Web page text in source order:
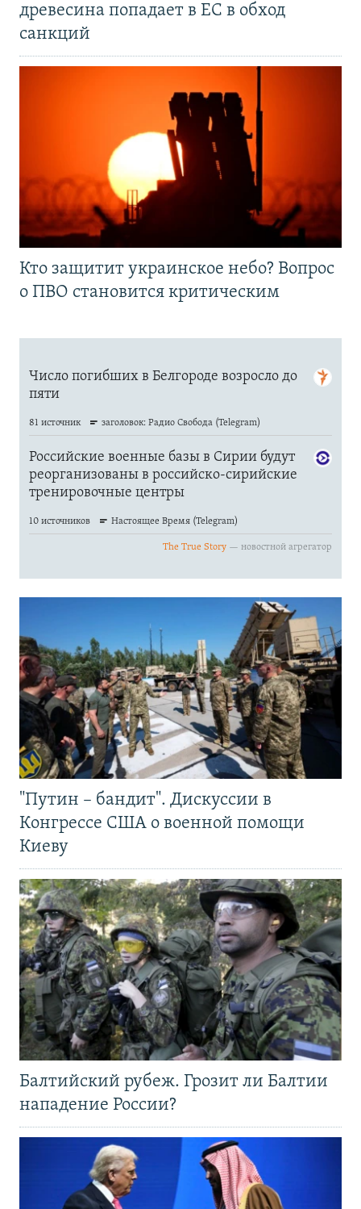
древесина попадает в ЕС в обход
санкций
Кто защитит украинское небо? Вопрос
о ПВО становится критическим
"Путин – бандит". Дискуссии в
Конгрессе США о военной помощи
Киеву
Балтийский рубеж. Грозит ли Балтии
нападение России?